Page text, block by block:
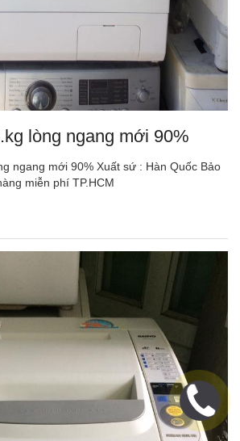
lòng ngang mới 90%
ngang mới 90% Xuất sứ : Hàn Quốc Bảo
miễn phí TP.HCM